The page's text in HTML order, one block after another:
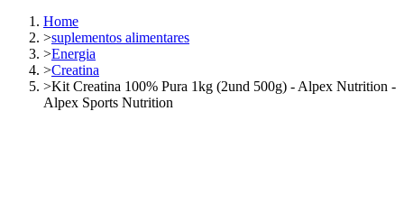
Home
>suplementos alimentares
>Energia
>Creatina
>Kit Creatina 100% Pura 1kg (2und 500g) - Alpex Nutrition -
Alpex Sports Nutrition